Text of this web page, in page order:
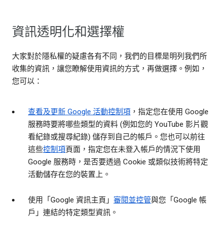
資訊透明化和選擇權
大家對於隱私權的疑慮各有不同，我們的目標是明列我們所
收集的資訊，讓您瞭解使用資訊的方式，再做選擇。例如，
您可以：
查看及更新 Google 活動控制項 ，指定您在使用 Google
服務時要將哪些類型的資料 (例如您的 YouTube 影片觀
看紀錄或搜尋紀錄) 儲存到自己的帳戶。您也可以前往
這些控制項頁面，指定您在未登入帳戶的情況下使用
Google 服務時，是否要透過 Cookie 或類似技術將特定
活動儲存在您的裝置上。
使用「Google 資訊主頁」 審閱並控管與您「Google 帳
戶」連結的特定類型資訊。